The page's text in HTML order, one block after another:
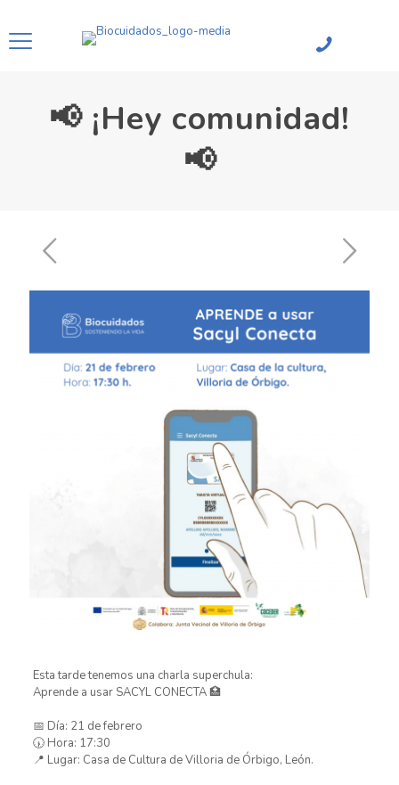
📢 ¡Hey comunidad!
📢
Esta tarde tenemos una charla superchula:
Aprende a usar SACYL CONECTA 🏥
📅 Día: 21 de febrero
🕠 Hora: 17:30
📍 Lugar: Casa de Cultura de Villoria de Órbigo, León.